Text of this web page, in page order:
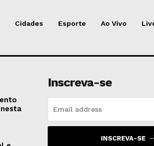
Cidades Esporte Ao Vivo
Inscreva-se
INSCREVA-SE